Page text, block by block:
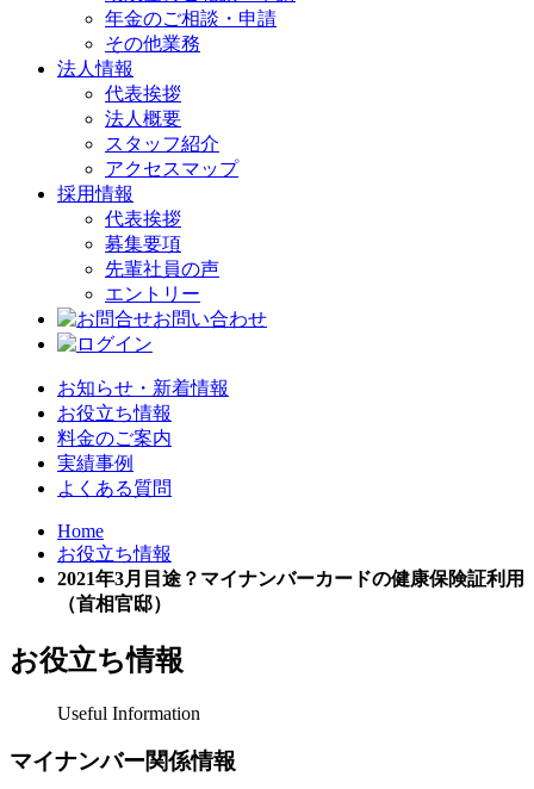
年金のご相談・申請
その他業務
法人情報
代表挨拶
法人概要
スタッフ紹介
アクセスマップ
採用情報
代表挨拶
募集要項
先輩社員の声
エントリー
お問い合わせ
お知らせ・新着情報
お役立ち情報
料金のご案内
実績事例
よくある質問
Home
お役立ち情報
2021年3月目途？マイナンバーカードの健康保険証利用
（首相官邸）
お役立ち情報
Useful Information
マイナンバー関係情報